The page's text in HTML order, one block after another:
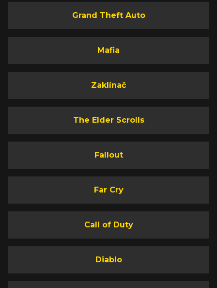
Grand Theft Auto
Mafia
Zaklínač
The Elder Scrolls
Fallout
Far Cry
Call of Duty
Diablo